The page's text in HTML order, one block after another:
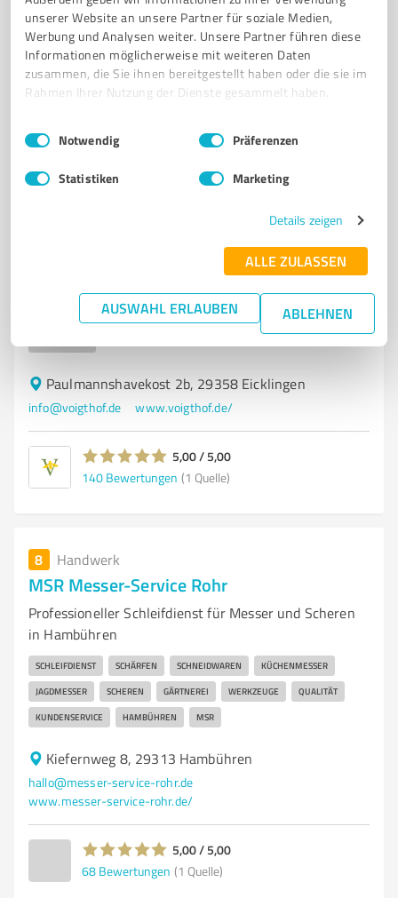
unserer Website an unsere Partner für soziale Medien,
Werbung und Analysen weiter. Unsere Partner führen diese
Informationen möglicherweise mit weiteren Daten
zusammen, die Sie ihnen bereitgestellt haben oder die sie im
Rahmen Ihrer Nutzung der Dienste gesammelt haben.
Impressum Datenschutzbestimmungen
Einwilligungsauswahl
Notwendig Präferenzen
Statistiken Marketing
Details zeigen
ALLE ZULASSEN
AUSWAHL ERLAUBEN ABLEHNEN
Großer Plan 23, 29221 Celle
info@goldschmiede-bade.de www.goldschmiede-bade.de/
Imkerei Voigthof – Honig und handgefertigte
BIENENWACHSKERZEN IMKEREI KERZENMANUFAKTUR
Paulmannshavekost 2b, 29358 Eicklingen
info@voigthof.de www.voigthof.de/
5,00 / 5,00
140 Bewertungen (1 Quelle)
8 Handwerk
MSR Messer-Service Rohr
Professioneller Schleifdienst für Messer und Scheren
in Hambühren
SCHLEIFDIENST SCHÄRFEN SCHNEIDWAREN KÜCHENMESSER
JAGDMESSER SCHEREN GÄRTNEREI WERKZEUGE QUALITÄT
KUNDENSERVICE HAMBÜHREN MSR
Kiefernweg 8, 29313 Hambühren
hallo@messer-service-rohr.de
www.messer-service-rohr.de/
5,00 / 5,00
68 Bewertungen (1 Quelle)